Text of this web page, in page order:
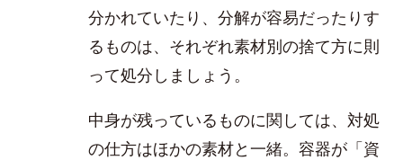
分かれていたり、分解が容易だったりす
るものは、それぞれ素材別の捨て方に則
って処分しましょう。
中身が残っているものに関しては、対処
の仕方はほかの素材と一緒。容器が「資